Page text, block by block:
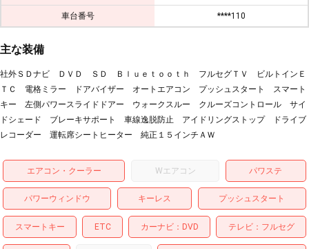
車台番号 ****110
主な装備
社外ＳＤナビ ＤＶＤ ＳＤ Ｂｌｕｅｔｏｏｔｈ フルセグＴＶ ビルトインＥ
ＴＣ 電格ミラー ドアバイザー オートエアコン プッシュスタート スマート
キー 左側パワースライドドアー ウォークスルー クルーズコントロール サイ
ドシェード ブレーキサポート 車線逸脱防止 アイドリングストップ ドライブ
レコーダー 運転席シートヒーター 純正１５インチＡＷ
エアコン・クーラー Wエアコン パワステ
パワーウィンドウ キーレス プッシュスタート
スマートキー ETC カーナビ DVD テレビ フルセグ